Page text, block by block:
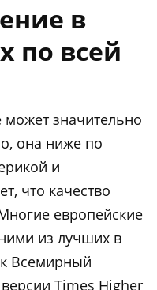
в
по всей
значительно
она ниже по
и
что качество
европейские
из лучших в
Всемирный
Times Higher